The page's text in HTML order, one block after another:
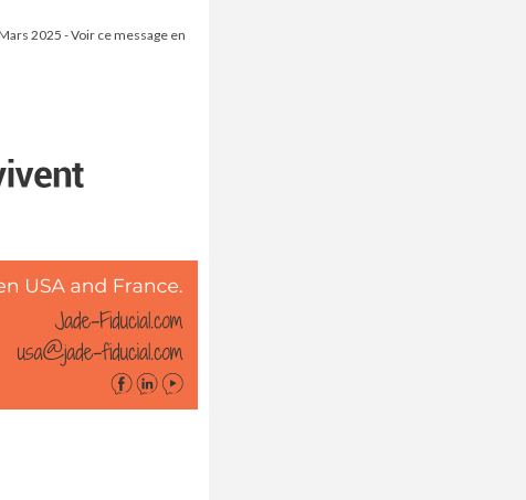
2025 - Voir ce message en